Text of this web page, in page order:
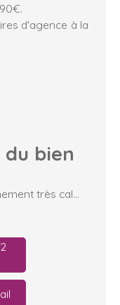
d'agence à la
du bien
Construction 2018, environnement très calme, place de parking privée